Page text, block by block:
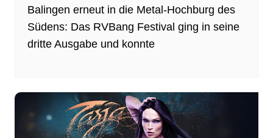
Balingen erneut in die Metal-Hochburg des
Südens: Das RVBang Festival ging in seine
dritte Ausgabe und konnte